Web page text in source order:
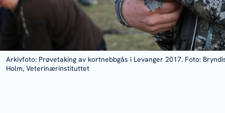
Arkivfoto: Prøvetaking av kortnebbgås i Levanger 2017. Foto:
Holm, Veterinærinstituttet